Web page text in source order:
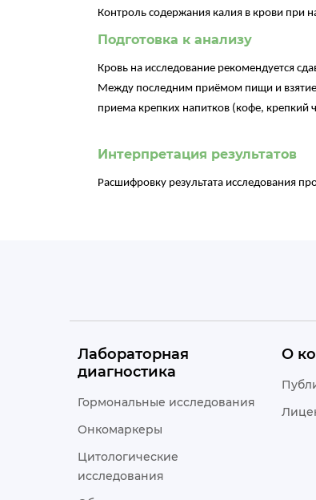
Контроль содержания калия в крови при
Подготовка к анализу
Кровь на исследование рекомендуется
Между последним приёмом пищи и
приема крепких напитков (кофе, крепкий
Интерпретация результатов
Расшифровку результата исследования
Лабораторная
диагностика
Гормональные исследования
Онкомаркеры
Цитологические
исследования
О